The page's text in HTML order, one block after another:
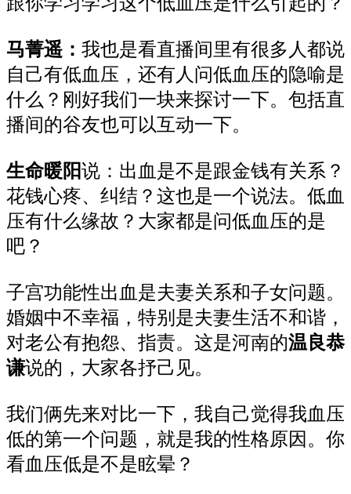
马菁遥： 我也是看直播间里有很多人都说
自己有低血压，还有人问低血压的隐喻是
什么？刚好我们一块来探讨一下。包括直
播间的谷友也可以互动一下。
生命暖阳说：出血是不是跟金钱有关系？
花钱心疼、纠结？这也是一个说法。低血
压有什么缘故？大家都是问低血压的是
吧？
子宫功能性出血是夫妻关系和子女问题。
婚姻中不幸福，特别是夫妻生活不和谐，
对老公有抱怨、指责。这是河南的温良恭
谦说的，大家各抒己见。
我们俩先来对比一下，我自己觉得我血压
低的第一个问题，就是我的性格原因。你
看血压低是不是眩晕？